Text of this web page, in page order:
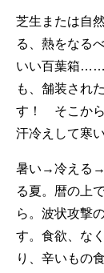
芝生または自
る、熱をなる
いい百葉箱……
も、舗装され
す！ そこから
汗冷えして寒
暑い→冷える
る夏。暦の上
ら。波状攻撃
す。食欲、な
り、辛いもの